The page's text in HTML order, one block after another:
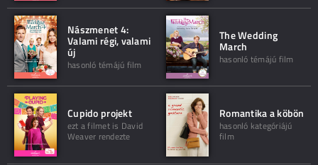
Nászmenet 4:
Valami régi, valami
új
hasonló témájú film
The Wedding
March
hasonló témájú film
Cupido projekt
ezt a filmet is David
Weaver rendezte
Romantika a köbön
hasonló kategóriájú
film